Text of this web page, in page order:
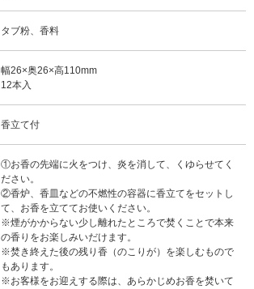
タブ粉、香料
幅26×奥26×高110mm
12本入
香立て付
①お香の先端に火をつけ、炎を消して、くゆらせてく
ださい。
②香炉、香皿などの不燃性の容器に香立てをセットし
て、お香を立ててお使いください。
※煙がかからない少し離れたところで焚くことで本来
の香りをお楽しみいだけます。
※焚き終えた後の残り香（のこりが）を楽しむもので
もあります。
※お客様をお迎えする際は、あらかじめお香を焚いて